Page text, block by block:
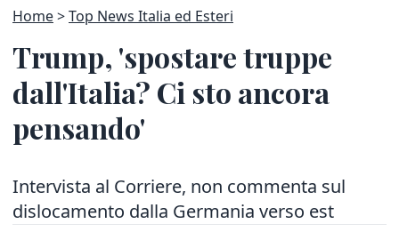
Home Top News Italia ed Esteri
Trump, 'spostare truppe
dall'Italia? Ci sto ancora
pensando'
Intervista al Corriere, non commenta sul
dislocamento dalla Germania verso est